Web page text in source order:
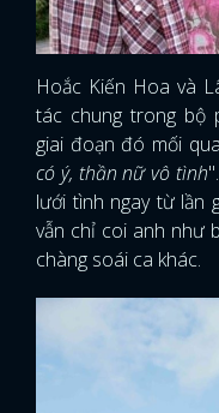
Hoắc Kiến Hoa và
tác chung trong bộ
giai đoạn đó mối
có ý, thần nữ vô tình
lưới tình ngay từ lần
vẫn chỉ coi anh như
chàng soái ca khác.